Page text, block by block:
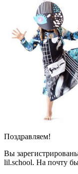
Поздравляем!
Вы
lil.school. На почту